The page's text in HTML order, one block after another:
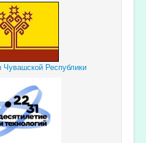
Республики